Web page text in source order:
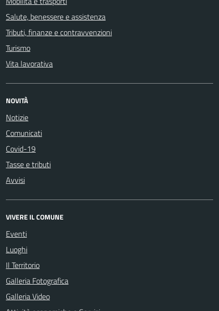
Salute, benessere e assistenza
Tributi, finanze e contravvenzioni
Turismo
Vita lavorativa
NOVITÀ
Notizie
Comunicati
Covid-19
Tasse e tributi
Avvisi
VIVERE IL COMUNE
Eventi
Luoghi
Il Territorio
Galleria Fotografica
Galleria Video